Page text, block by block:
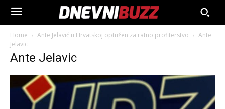
Home Ante Jelavić u Hrvatskoj optužen za ratno profiterstvo
Ante
Jelavic
Ante Jelavic